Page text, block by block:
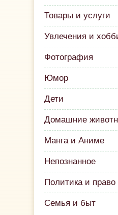
Товары и услуги
Увлечения и
Фотография
Юмор
Дети
Домашние
Манга и Аниме
Непознанное
Политика и право
Семья и быт